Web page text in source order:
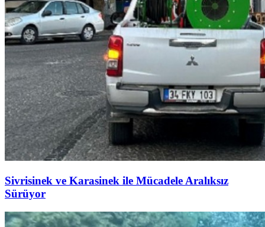
Sivrisinek ve Karasinek ile Mücadele Aralıksız
Sürüyor